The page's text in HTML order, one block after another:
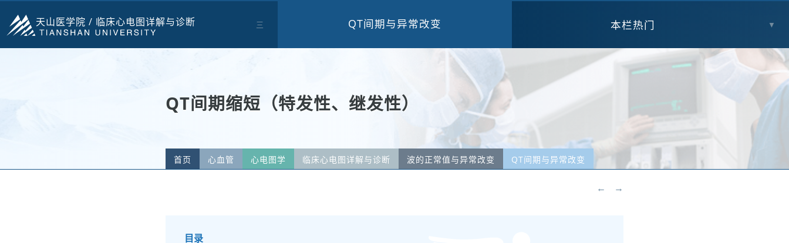
天山医学院 / 临床心电图详解与诊断 三 QT间期与异常改变 本栏热门 ▼
QT间期缩短（特发性、继发性）
首页 心血管 心电图学 临床心电图详解与诊断 波的正常值与异常改变 QT间期与异常改变
← →
目录